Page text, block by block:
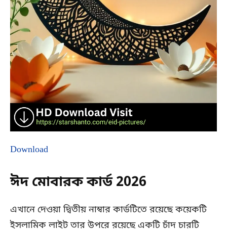
Download
ঈদ মোবারক কার্ড 2026
এখানে দেওয়া দ্বিতীয় নাম্বার কার্ডটিতে রয়েছে কয়েকটি
ইসলামিক লাইট তার উপরে রয়েছে একটি চাঁদ চারটি